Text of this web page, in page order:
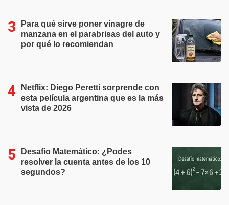
Para qué sirve poner vinagre de
manzana en el parabrisas del auto y
por qué lo recomiendan
Netflix: Diego Peretti sorprende con
esta película argentina que es la más
vista de 2026
Desafío Matemático: ¿Podes
resolver la cuenta antes de los 10
segundos?